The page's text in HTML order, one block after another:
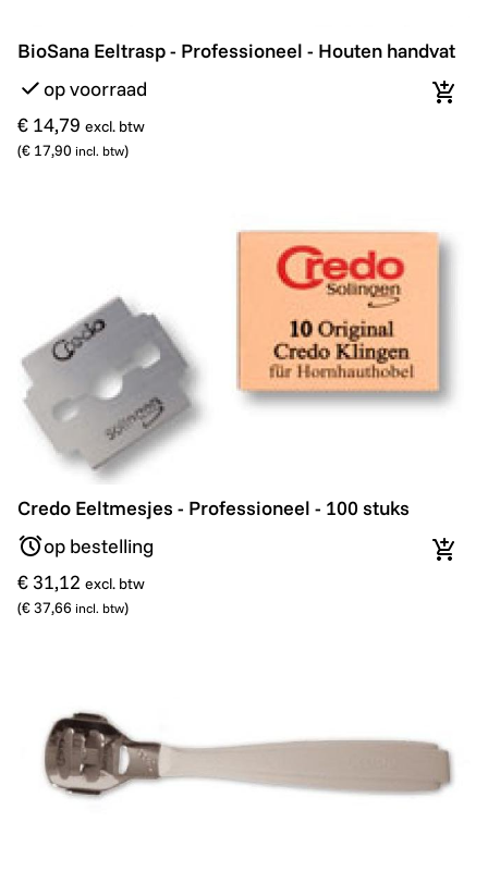
BioSana Eeltrasp - Professioneel - Houten handvat
BioSana Eeltrasp - Professioneel - Houten handvat
op voorraad
€ 14,79 excl. btw
(€ 17,90 incl. btw)
In
Credo Eeltmesjes - Professioneel - 100 stuks
Credo Eeltmesjes - Professioneel - 100 stuks
op bestelling
€ 31,12 excl. btw
(€ 37,66 incl. btw)
In